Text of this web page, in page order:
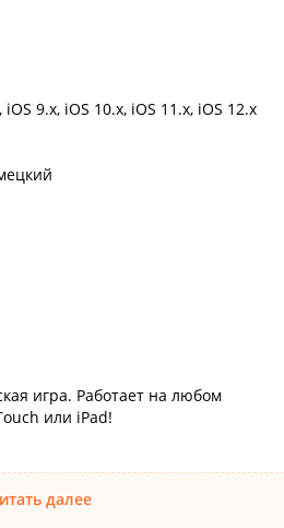
9.x, iOS 10.x, iOS 11.x, iOS 12.x
игра. Работает на любом
или iPad!
далее